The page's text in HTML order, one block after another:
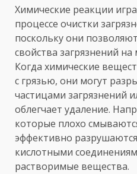
Химические реакции
процессе очистки
поскольку они
свойства загрязнений
Когда химические
с грязью, они могут
частицами загрязнений
облегчает удаление.
которые плохо
эффективно
кислотными
растворимые вещества.